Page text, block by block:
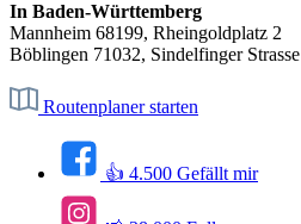
In Baden-Württemberg
Mannheim 68199, Rheingoldplatz 2
Böblingen 71032, Sindelfinger
Routenplaner starten
👍 4.500 Gefällt mir